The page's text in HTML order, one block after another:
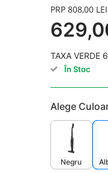
PRP 808,00 LEI
TAXA VERDE
În Stoc
Alege
Negru